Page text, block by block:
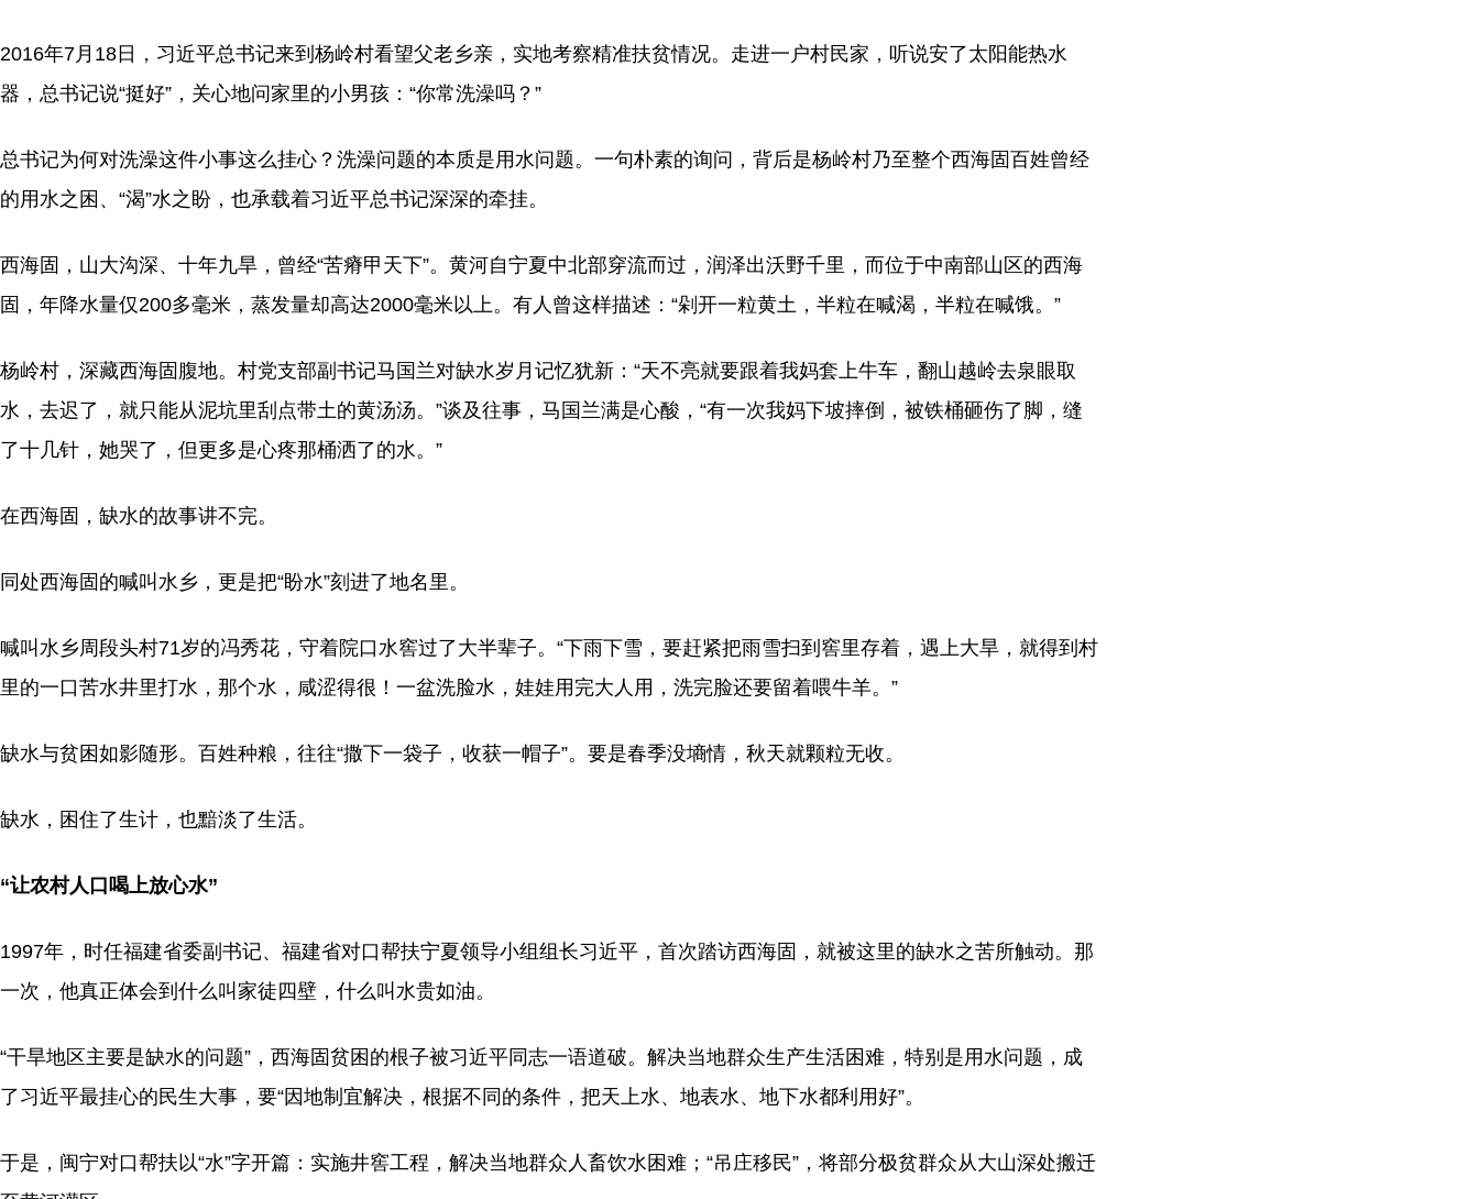
2016年7月18日，习近平总书记来到杨岭村看望父老乡亲，实地考察精准扶贫情况。走进一户村民家，听说安了太阳能热水
器，总书记说“挺好”，关心地问家里的小男孩：“你常洗澡吗？”
总书记为何对洗澡这件小事这么挂心？洗澡问题的本质是用水问题。一句朴素的询问，背后是杨岭村乃至整个西海固百姓曾经
的用水之困、“渴”水之盼，也承载着习近平总书记深深的牵挂。
西海固，山大沟深、十年九旱，曾经“苦瘠甲天下”。黄河自宁夏中北部穿流而过，润泽出沃野千里，而位于中南部山区的西海
固，年降水量仅200多毫米，蒸发量却高达2000毫米以上。有人曾这样描述：“剁开一粒黄土，半粒在喊渴，半粒在喊饿。”
杨岭村，深藏西海固腹地。村党支部副书记马国兰对缺水岁月记忆犹新：“天不亮就要跟着我妈套上牛车，翻山越岭去泉眼取
水，去迟了，就只能从泥坑里刮点带土的黄汤汤。”谈及往事，马国兰满是心酸，“有一次我妈下坡摔倒，被铁桶砸伤了脚，缝
了十几针，她哭了，但更多是心疼那桶洒了的水。”
在西海固，缺水的故事讲不完。
同处西海固的喊叫水乡，更是把“盼水”刻进了地名里。
喊叫水乡周段头村71岁的冯秀花，守着院口水窖过了大半辈子。“下雨下雪，要赶紧把雨雪扫到窖里存着，遇上大旱，就得到村
里的一口苦水井里打水，那个水，咸涩得很！一盆洗脸水，娃娃用完大人用，洗完脸还要留着喂牛羊。”
缺水与贫困如影随形。百姓种粮，往往“撒下一袋子，收获一帽子”。要是春季没墒情，秋天就颗粒无收。
缺水，困住了生计，也黯淡了生活。
“让农村人口喝上放心水”
1997年，时任福建省委副书记、福建省对口帮扶宁夏领导小组组长习近平，首次踏访西海固，就被这里的缺水之苦所触动。那
一次，他真正体会到什么叫家徒四壁，什么叫水贵如油。
“干旱地区主要是缺水的问题”，西海固贫困的根子被习近平同志一语道破。解决当地群众生产生活困难，特别是用水问题，成
了习近平最挂心的民生大事，要“因地制宜解决，根据不同的条件，把天上水、地表水、地下水都利用好”。
于是，闽宁对口帮扶以“水”字开篇：实施井窖工程，解决当地群众人畜饮水困难；“吊庄移民”，将部分极贫群众从大山深处搬迁